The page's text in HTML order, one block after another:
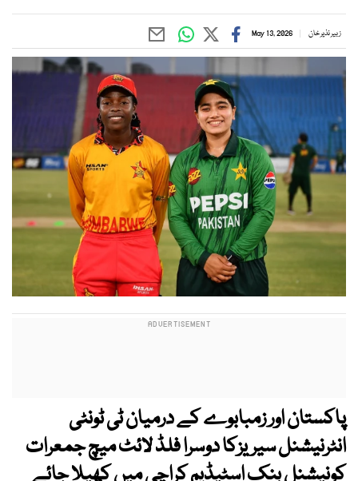
زبیر نذیر خان May 13, 2026
پاکستان اور زمبابوے کے درمیان ٹی ٹونٹی
انٹرنیشنل سیریزکا دوسرا فلڈ لائٹ میچ جمعرات